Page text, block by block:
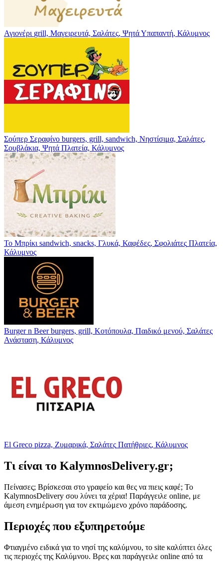
Αγιονέρι grill, Μαγειρευτά, Σαλάτες, ΨητάΥπαπαντή, Κάλυμνος
Σούπερ Σεραφίνο burgers, grill, sandwich, Νηστίσιμα, Σαλάτες,
Σουβλάκια, Ψητά Πλατεία, Κάλυμνος
Το Μπρίκι sandwich, snacks, Γλυκά, Καφέδες, Σφολιάτες Πλατεία,
Κάλυμνος
Burger n Beer burgers, grill, Κοτόπουλα, Παιδικό μενού, Σαλάτες
Ανάσταση, Κάλυμνος
El Greco pizza, Ζυμαρικά, Σαλάτες Πατήθριες, Κάλυμνος
Τι είναι το KalymnosDelivery.gr;
Πείνασες; Βρίσκεσαι στο γραφείο και θες να πιεις καφέ; Το
KalymnosDelivery σου λύνει τα χέρια! Παράγγειλε online, με
άμεση ενημέρωση για τον εκτιμώμενο χρόνο παράδοσης.
Περιοχές που εξυπηρετούμε
Φτιαγμένο ειδικά για το νησί της καλύμνου, το site καλύπτει όλες
τις περιοχές της Καλύμνου. Βρες και παράγγειλε online από τα